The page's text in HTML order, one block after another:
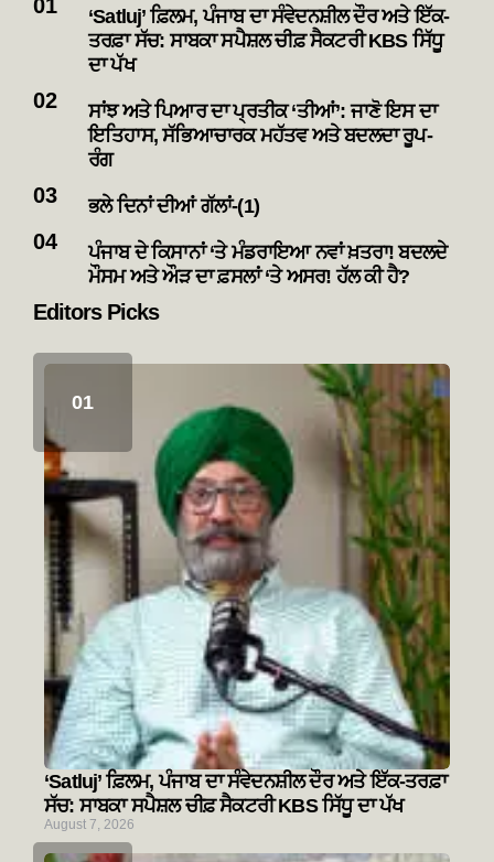
‘Satluj’ ਫ਼ਿਲਮ, ਪੰਜਾਬ ਦਾ ਸੰਵੇਦਨਸ਼ੀਲ ਦੌਰ ਅਤੇ ਇੱਕ-
ਤਰਫ਼ਾ ਸੱਚ: ਸਾਬਕਾ ਸਪੈਸ਼ਲ ਚੀਫ਼ ਸੈਕਟਰੀ KBS ਸਿੱਧੂ
ਦਾ ਪੱਖ
ਸਾਂਝ ਅਤੇ ਪਿਆਰ ਦਾ ਪ੍ਰਤੀਕ ‘ਤੀਆਂ’: ਜਾਣੋ ਇਸ ਦਾ
ਇਤਿਹਾਸ, ਸੱਭਿਆਚਾਰਕ ਮਹੱਤਵ ਅਤੇ ਬਦਲਦਾ ਰੂਪ-
ਰੰਗ
ਭਲੇ ਦਿਨਾਂ ਦੀਆਂ ਗੱਲਾਂ-(1)
ਪੰਜਾਬ ਦੇ ਕਿਸਾਨਾਂ ‘ਤੇ ਮੰਡਰਾਇਆ ਨਵਾਂ ਖ਼ਤਰਾ! ਬਦਲਦੇ
ਮੌਸਮ ਅਤੇ ਔੜ ਦਾ ਫ਼ਸਲਾਂ ‘ਤੇ ਅਸਰ! ਹੱਲ ਕੀ ਹੈ?
Editors Picks
‘Satluj’ ਫ਼ਿਲਮ, ਪੰਜਾਬ ਦਾ ਸੰਵੇਦਨਸ਼ੀਲ ਦੌਰ ਅਤੇ ਇੱਕ-ਤਰਫ਼ਾ
ਸੱਚ: ਸਾਬਕਾ ਸਪੈਸ਼ਲ ਚੀਫ਼ ਸੈਕਟਰੀ KBS ਸਿੱਧੂ ਦਾ ਪੱਖ
August 7, 2026